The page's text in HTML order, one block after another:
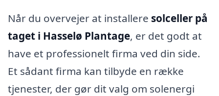
Når du overvejer at installere solceller på
taget i Hasselø Plantage, er det godt at
have et professionelt firma ved din side.
Et sådant firma kan tilbyde en række
tjenester, der gør dit valg om solenergi